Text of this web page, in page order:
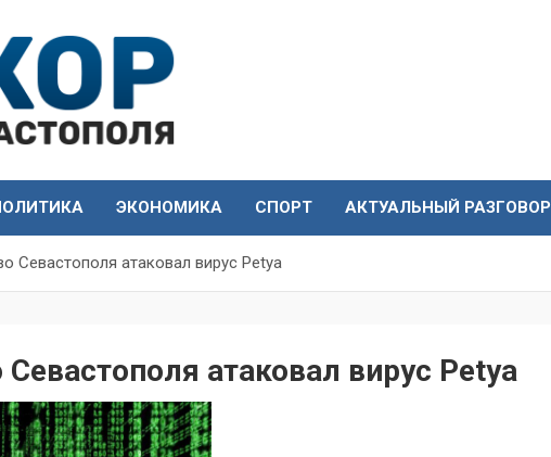
ЭКОНОМИКА СПОРТ АКТУАЛЬНЫЙ РАЗГОВОР
Севастополя атаковал вирус Petya
атаковал вирус Petya